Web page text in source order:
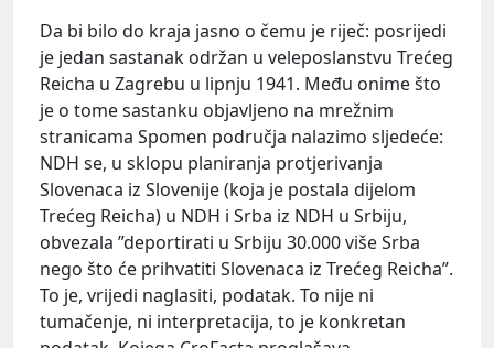
Da bi bilo do kraja jasno o čemu je riječ: posrijedi
je jedan sastanak održan u veleposlanstvu Trećeg
Reicha u Zagrebu u lipnju 1941. Među onime što
je o tome sastanku objavljeno na mrežnim
stranicama Spomen područja nalazimo sljedeće:
NDH se, u sklopu planiranja protjerivanja
Slovenaca iz Slovenije (koja je postala dijelom
Trećeg Reicha) u NDH i Srba iz NDH u Srbiju,
obvezala ”deportirati u Srbiju 30.000 više Srba
nego što će prihvatiti Slovenaca iz Trećeg Reicha”.
To je, vrijedi naglasiti, podatak. To nije ni
tumačenje, ni interpretacija, to je konkretan